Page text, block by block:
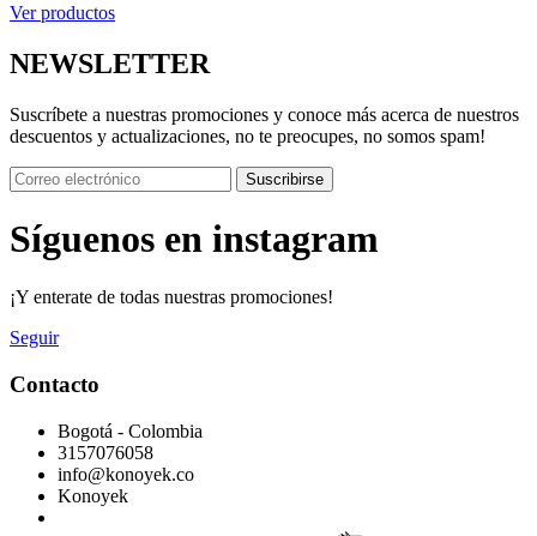
Ver productos
NEWSLETTER
Suscríbete a nuestras promociones y conoce más acerca de nuestros
descuentos y actualizaciones, no te preocupes, no somos spam!
Suscribirse
Síguenos en instagram
¡Y enterate de todas nuestras promociones!
Seguir
Contacto
Bogotá - Colombia
3157076058
info@konoyek.co
Konoyek